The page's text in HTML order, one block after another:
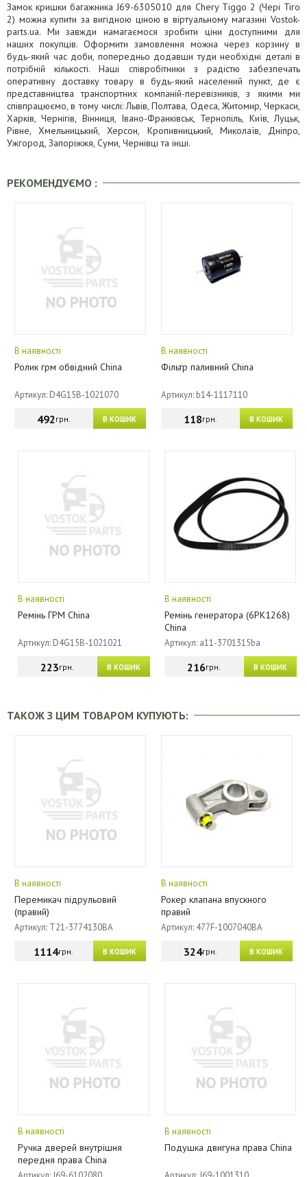
Замок кришки багажника J69-6305010 для Chery Tiggo 2 (Чері Тіго
2) можна купити за вигідною ціною в віртуальному магазині Vostok-
parts.ua. Ми завжди намагаємося зробити ціни доступними для
наших покупців. Оформити замовлення можна через корзину в
будь-який час доби, попередньо додавши туди необхідні деталі в
потрібній кількості. Наші співробітники з радістю забезпечать
оперативну доставку товару в будь-який населений пункт, де є
представництва транспортних компаній-перевізників, з якими ми
співпрацюємо, в тому числі: Львів, Полтава, Одеса, Житомир, Черкаси,
Харків, Чернігів, Вінниця, Івано-Франківськ, Тернопіль, Київ, Луцьк,
Рівне, Хмельницький, Херсон, Кропивницький, Миколаїв, Дніпро,
Ужгород, Запоріжжя, Суми, Чернівці та інші.
РЕКОМЕНДУЄМО :
В наявності
Ролик грм обвідний China
Артикул: D4G15B-1021070
В КОШИК
492грн.
В наявності
Фільтр паливний China
Артикул: b14-1117110
В КОШИК
118грн.
В наявності
Ремінь ГРМ China
Артикул: D4G15B-1021021
В КОШИК
223грн.
В наявності
Ремінь генератора (6PK1268)
China
Артикул: a11-3701315ba
В КОШИК
216грн.
ТАКОЖ З ЦИМ ТОВАРОМ КУПУЮТЬ:
В наявності
Перемикач підрульовий
(правий)
Артикул: T21-3774130BA
В КОШИК
1114грн.
В наявності
Рокер клапана впускного
правий
Артикул: 477F-1007040BA
В КОШИК
324грн.
В наявності
Ручка дверей внутрішня
передня права China
В наявності
Подушка двигуна права China